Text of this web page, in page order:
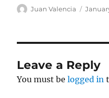
Author
Juan Valencia
Posted
Leave a Reply
You must belogged in